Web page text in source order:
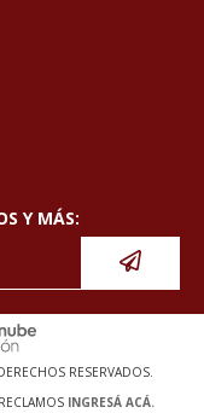
Y MÁS:
RESERVADOS.
INGRESÁ ACÁ.